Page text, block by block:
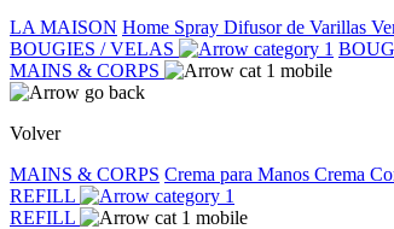
LA MAISON Home Spray Difusor de Varillas
BOUGIES / VELAS
MAINS & CORPS
Volver
MAINS & CORPS Crema para Manos Crema
REFILL
REFILL